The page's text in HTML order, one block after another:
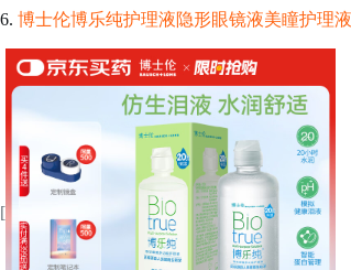
6. 博士伦博乐纯护理液隐形眼镜液美瞳护理
[